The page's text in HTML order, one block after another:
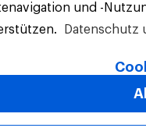
und -
Datenschutz